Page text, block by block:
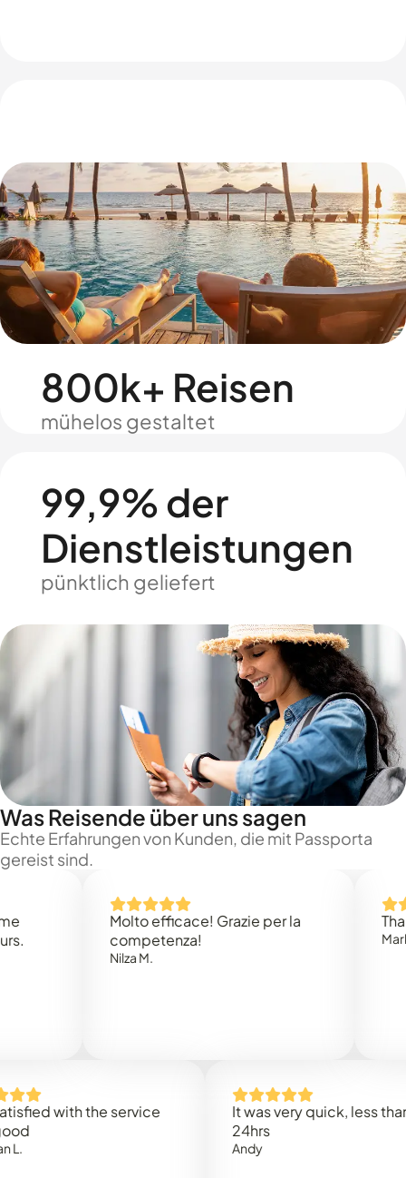
800k+ Reisen
mühelos gestaltet
99,9% der
Dienstleistungen
pünktlich geliefert
Was Reisende über uns sagen
Echte Erfahrungen von Kunden, die mit Passporta
gereist sind.
Molto efficace! Grazie per la
competenza!
Thank
Mark N.
with the service
It was very quick, less than